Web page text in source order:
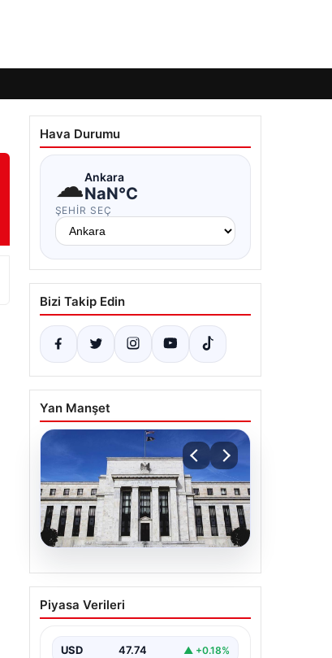
Hava Durumu
☁Ankara
NaN°C
ŞEHIR SEÇ
Bizi Takip Edin
Yan Manşet
06.08.2026
Fed faizi sabit tuttu
Piyasa Verileri
USD 47.74 ▲ +0.18%